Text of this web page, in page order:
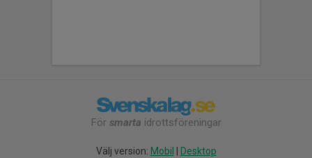
För smarta idrottsföreningar
Välj version: Mobil | Desktop